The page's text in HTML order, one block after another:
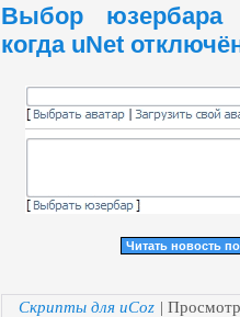
Выбор юзербара
когда uNet
Читать новость
Скрипты для uCoz |